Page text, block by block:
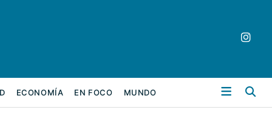
ECONOMÍA EN FOCO MUNDO